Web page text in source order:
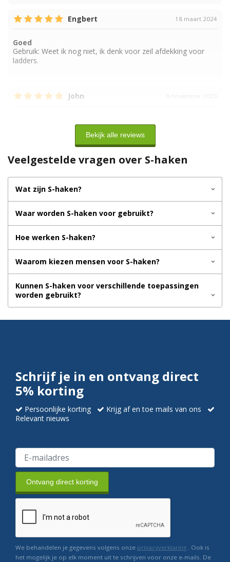
Engbert 18 maart 2024
Goed
Gebruik: Weet ik nog niet, ik denk voor zeil afdekking voor
ladders.
John
Spandoek op te hangen met elastieken
Bekijk alle reviews
Veelgestelde vragen over S-haken
Wat zijn S-haken?
Waar worden S-haken voor gebruikt?
Hoe werken S-haken?
Waarom kiezen mensen voor S-haken?
Kunnen S-haken voor verschillende toepassingen
worden gebruikt?
Schrijf je in en ontvang direct
5% korting
Persoonlijke korting
Krijg af en toe mails van ons
Relevant nieuws
Ontvang direct korting
We behandelen je gegevens volgens onze privacyverklaring . Ook is
het mogelijk je op elk moment uit te schrijven voor onze e-mails. De